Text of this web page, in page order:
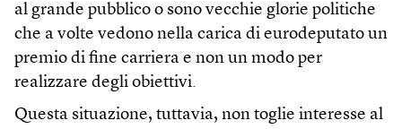
al grande pubblico o sono vecchie glorie politiche
che a volte vedono nella carica di eurodeputato un
premio di fine carriera e non un modo per
realizzare degli obiettivi.
Questa situazione, tuttavia, non toglie interesse al